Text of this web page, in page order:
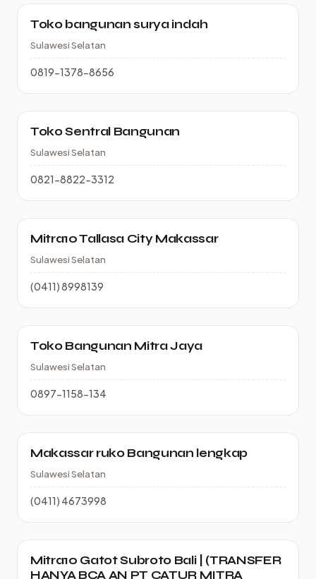
Toko bangunan surya indah
Sulawesi Selatan
0819-1378-8656
Toko Sentral Bangunan
Sulawesi Selatan
0821-8822-3312
Mitra10 Tallasa City Makassar
Sulawesi Selatan
(0411) 8998139
Toko Bangunan Mitra Jaya
Sulawesi Selatan
0897-1158-134
Makassar ruko Bangunan lengkap
Sulawesi Selatan
(0411) 4673998
Mitra10 Gatot Subroto Bali | (TRANSFER
HANYA BCA AN PT CATUR MITRA